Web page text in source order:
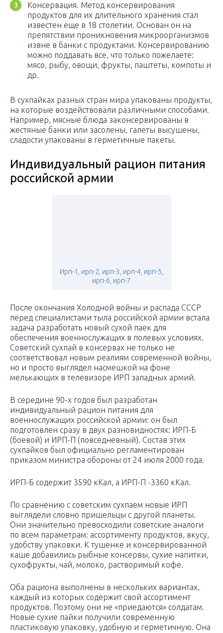
Консервация. Метод консервирования
продуктов для их длительного хранения стал
известен еще в 18 столетии. Основан он на
препятствии проникновения микроорганизмов
извне в банки с продуктами. Консервированию
можно поддавать все, что только пожелаете:
мясо, рыбу, овощи, фрукты, паштеты, компоты и
др.
В сухпайках разных стран мира упакованы продукты,
на которые воздействовали различными способами.
Например, мясные блюда законсервированы в
жестяные банки или засолены, галеты высушены,
сладости упакованы в герметичные пакеты.
Индивидуальный рацион питания
российской армии
Ирп-1, ирп-2, ирп-3, ирп-4, ирп-5,
ирп-6, ирп-7
После окончания Холодной войны и распада СССР
перед специалистами тыла российской армии встала
задача разработать новый сухой паек для
обеспечения военнослужащих в полевых условиях.
Советский сухпай в консервах не только не
соответствовал новым реалиям современной войны,
но и просто выглядел насмешкой на фоне
мелькающих в телевизоре ИРП западных армий.
В середине 90-х годов был разработан
индивидуальный рацион питания для
военнослужащих российской армии: он был
подготовлен сразу в двух разновидностях: ИРП-Б
(боевой) и ИРП-П (повседневный). Состав этих
сухпайков был официально регламентирован
приказом министра обороны от 24 июля 2000 года.
ИРП-Б содержит 3590 кКал, а ИРП-П -3360 кКал.
По сравнению с советским сухпаем новые ИРП
выглядели словно пришельцы с другой планеты.
Они значительно превосходили советские аналоги
по всем параметрам: ассортименту продуктов, вкусу,
удобству упаковки. К тушенке и консервированной
каше добавились рыбные консервы, сухие напитки,
сухофрукты, чай, молоко, растворимый кофе.
Оба рациона выполнены в нескольких вариантах,
каждый из которых содержит свой ассортимент
продуктов. Поэтому они не «приедаются» солдатам.
Новые сухие пайки получили современную
пластиковую упаковку, удобную и герметичную. Она